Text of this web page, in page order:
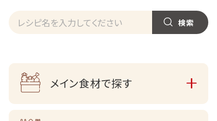
メイン食材で探す